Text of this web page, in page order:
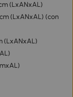
(LxANxAL)
(LxANxAL) (con
(LxANxAL)